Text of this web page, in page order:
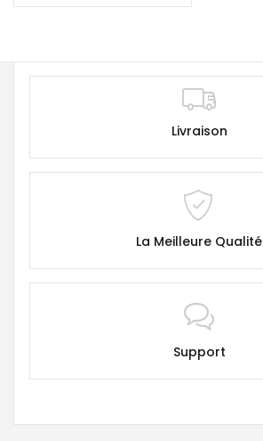
Livraison
La Meilleure Qualité
Support